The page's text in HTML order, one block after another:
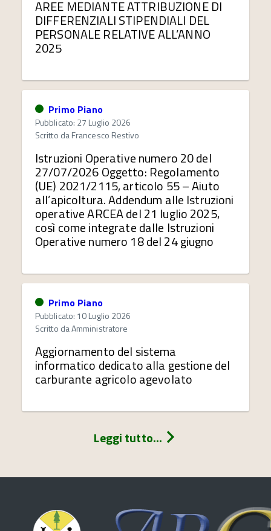
AREE MEDIANTE ATTRIBUZIONE DI
DIFFERENZIALI STIPENDIALI DEL
PERSONALE RELATIVE ALL’ANNO
2025
Primo Piano
Pubblicato: 27 Luglio 2026
Scritto daFrancesco Restivo
Istruzioni Operative numero 20 del
27/07/2026 Oggetto: Regolamento
(UE) 2021/2115, articolo 55 – Aiuto
all’apicoltura. Addendum alle Istruzioni
operative ARCEA del 21 luglio 2025,
così come integrate dalle Istruzioni
Operative numero 18 del 24 giugno
Primo Piano
Pubblicato: 10 Luglio 2026
Scritto daAmministratore
Aggiornamento del sistema
informatico dedicato alla gestione del
carburante agricolo agevolato
Leggi tutto...